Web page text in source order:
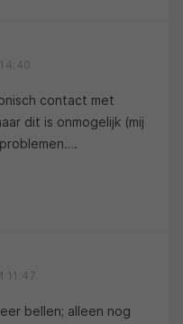
contact met
dit is onmogelijk (mij
11:47
bellen; alleen nog